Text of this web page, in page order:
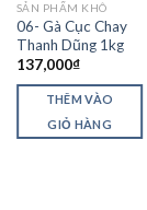
SẢN PHẨM KHÔ
06- Gà Cục Chay
Thanh Dũng 1kg
137,000₫
THÊM VÀO
GIỎ HÀNG